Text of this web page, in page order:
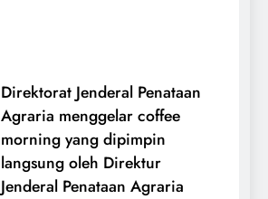
Direktorat Jenderal Penataan
Agraria menggelar coffee
morning yang dipimpin
langsung oleh Direktur
Jenderal Penataan Agraria